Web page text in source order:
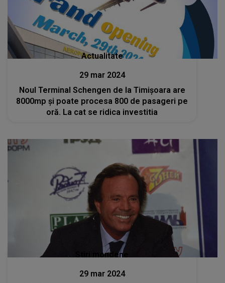
Actualitate
29 mar 2024
Noul Terminal Schengen de la Timişoara are
8000mp şi poate procesa 800 de pasageri pe
oră. La cat se ridica investitia
Stiri mondene
29 mar 2024